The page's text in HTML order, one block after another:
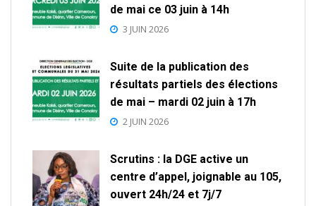
de mai ce 03 juin à 14h
3 JUIN 2026
Suite de la publication des
résultats partiels des élections
de mai – mardi 02 juin à 17h
2 JUIN 2026
Scrutins : la DGE active un
centre d’appel, joignable au 105,
ouvert 24h/24 et 7j/7